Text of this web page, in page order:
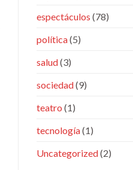
espectáculos (78)
política(5)
salud(3)
sociedad(9)
teatro (1)
tecnología(1)
Uncategorized(2)